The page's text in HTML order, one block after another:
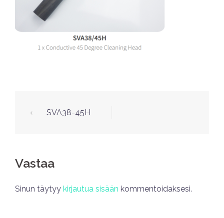
⟵ SVA38-45H
Vastaa
Sinun täytyy kirjautua sisään kommentoidaksesi.